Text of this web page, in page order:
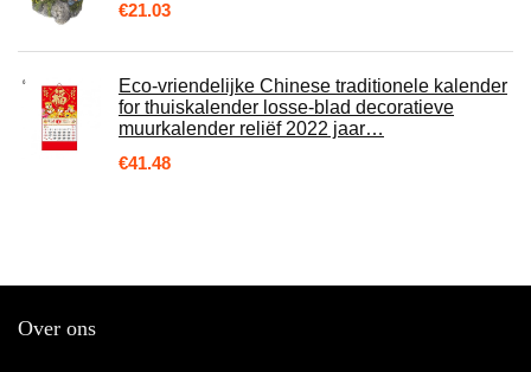
€21.03
Eco-vriendelijke Chinese traditionele kalender
for thuiskalender losse-blad decoratieve
muurkalender reliëf 2022 jaar…
€41.48
Over ons